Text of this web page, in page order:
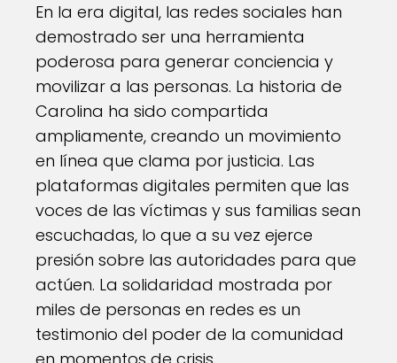
En la era digital, las redes sociales han
demostrado ser una herramienta
poderosa para generar conciencia y
movilizar a las personas. La historia de
Carolina ha sido compartida
ampliamente, creando un movimiento
en línea que clama por justicia. Las
plataformas digitales permiten que las
voces de las víctimas y sus familias sean
escuchadas, lo que a su vez ejerce
presión sobre las autoridades para que
actúen. La solidaridad mostrada por
miles de personas en redes es un
testimonio del poder de la comunidad